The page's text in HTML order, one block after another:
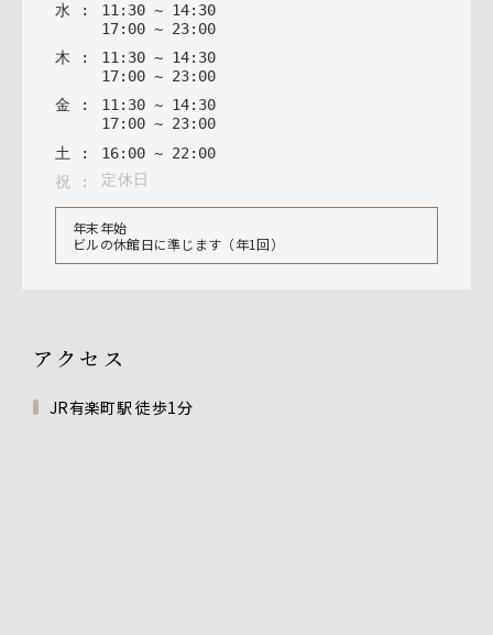
水 : 11 : 30 ~ 14: 30
17: 00 ~ 23: 00
木 : 11: 30 ~ 14: 30
17: 00 ~ 23: 00
金 : 11: 30 ~ 14: 30
17: 00 ~ 23: 00
土 : 16: 00 ~ 22 : 00
祝 : 定休日
年末年始
ビルの休館日に準じます（年1回）
アクセス
JR有楽町駅 徒歩1分